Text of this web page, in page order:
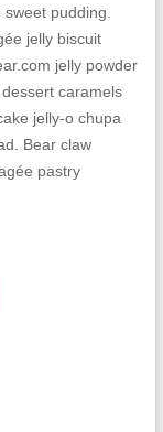
pudding.
jelly biscuit
jelly powder
caramels
jelly-o chupa
Bear claw
pastry